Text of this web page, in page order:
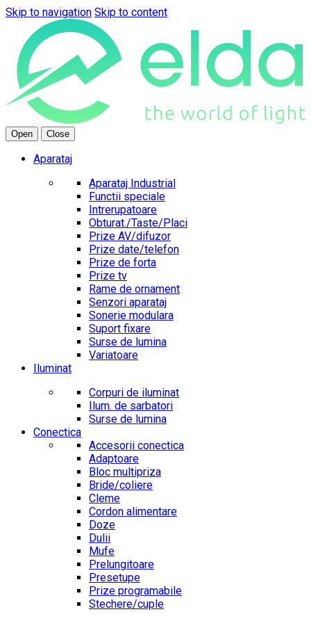
Skip to navigation Skip to content
Open Close
Aparataj
Aparataj Industrial
Functii speciale
Intrerupatoare
Obturat./Taste/Placi
Prize AV/difuzor
Prize date/telefon
Prize de forta
Prize tv
Rame de ornament
Senzori aparataj
Sonerie modulara
Suport fixare
Surse de lumina
Variatoare
Iluminat
Corpuri de iluminat
Ilum. de sarbatori
Surse de lumina
Conectica
Accesorii conectica
Adaptoare
Bloc multipriza
Bride/coliere
Cleme
Cordon alimentare
Doze
Dulii
Mufe
Prelungitoare
Presetupe
Prize programabile
Stechere/cuple